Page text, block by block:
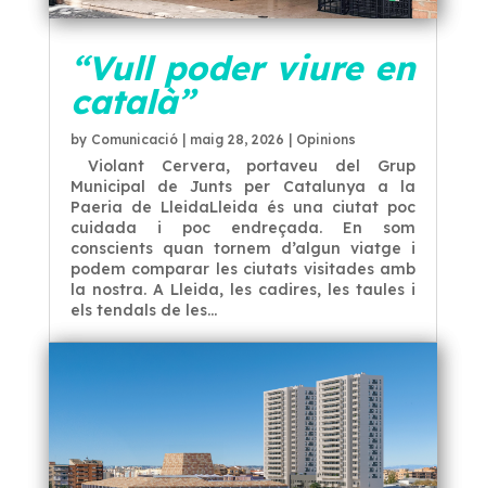
“Vull poder viure en
català”
by Comunicació| maig 28, 2026 Opinions
Violant Cervera, portaveu del Grup
Municipal de Junts per Catalunya a la
Paeria de LleidaLleida és una ciutat poc
cuidada i poc endreçada. En som
conscients quan tornem d’algun viatge i
podem comparar les ciutats visitades amb
la nostra. A Lleida, les cadires, les taules i
els tendals de les...